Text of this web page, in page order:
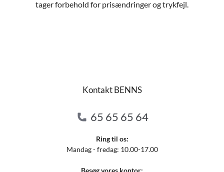
tager forbehold for prisændringer og trykfejl.
Kontakt BENNS
65 65 65 64
Ring til os:
Mandag - fredag: 10.00-17.00
Besøg vores kontor: